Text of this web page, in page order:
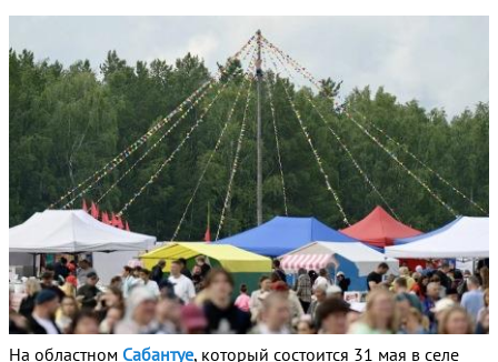
На областном Сабантуе, который состоится 31 мая в селе